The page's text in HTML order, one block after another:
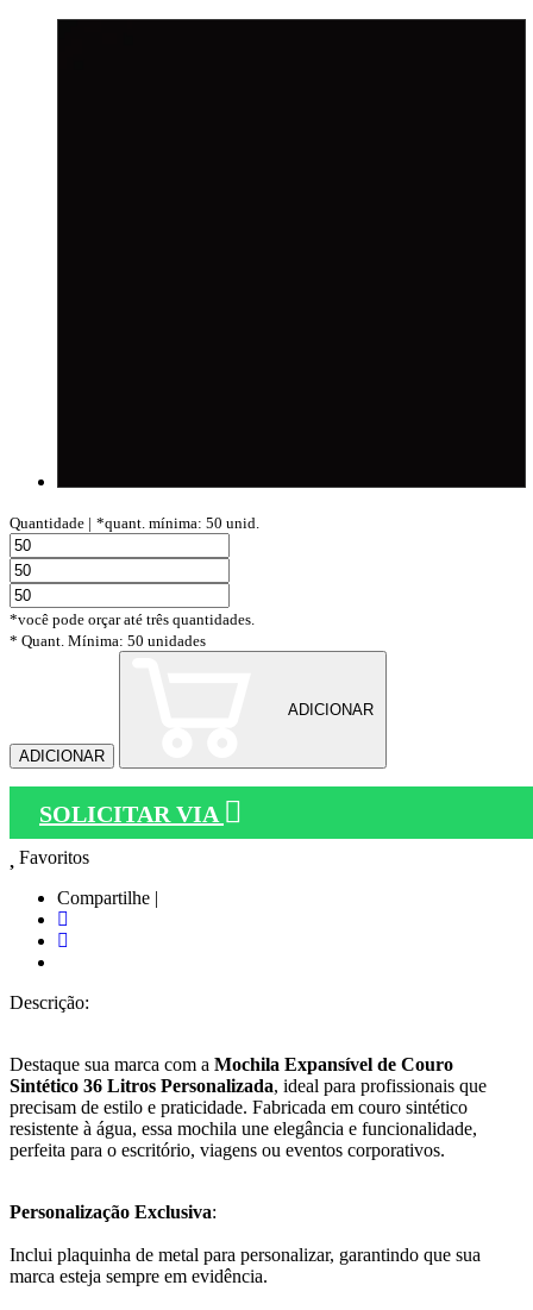
Quantidade | *quant. mínima: 50 unid.
*você pode orçar até três quantidades.
* Quant. Mínima: 50 unidades
ADICIONAR
ADICIONAR
SOLICITAR VIA
Favoritos
Compartilhe |
Descrição:
Destaque sua marca com a Mochila Expansível de Couro
Sintético 36 Litros Personalizada, ideal para profissionais que
precisam de estilo e praticidade. Fabricada em couro sintético
resistente à água, essa mochila une elegância e funcionalidade,
perfeita para o escritório, viagens ou eventos corporativos.
Personalização Exclusiva:
Inclui plaquinha de metal para personalizar, garantindo que sua
marca esteja sempre em evidência.